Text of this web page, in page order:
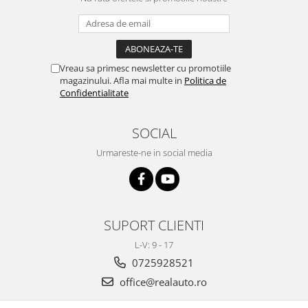
Peugeot
Aparatori noroi camion
Skoda
Vreau sa primesc newsletter cu promotiile
magazinului. Afla mai multe in Politica de
Confidentialitate
SOCIAL
Urmareste-ne in social media
SUPORT CLIENTI
L-V: 9 - 17
0725928521
office@realauto.ro